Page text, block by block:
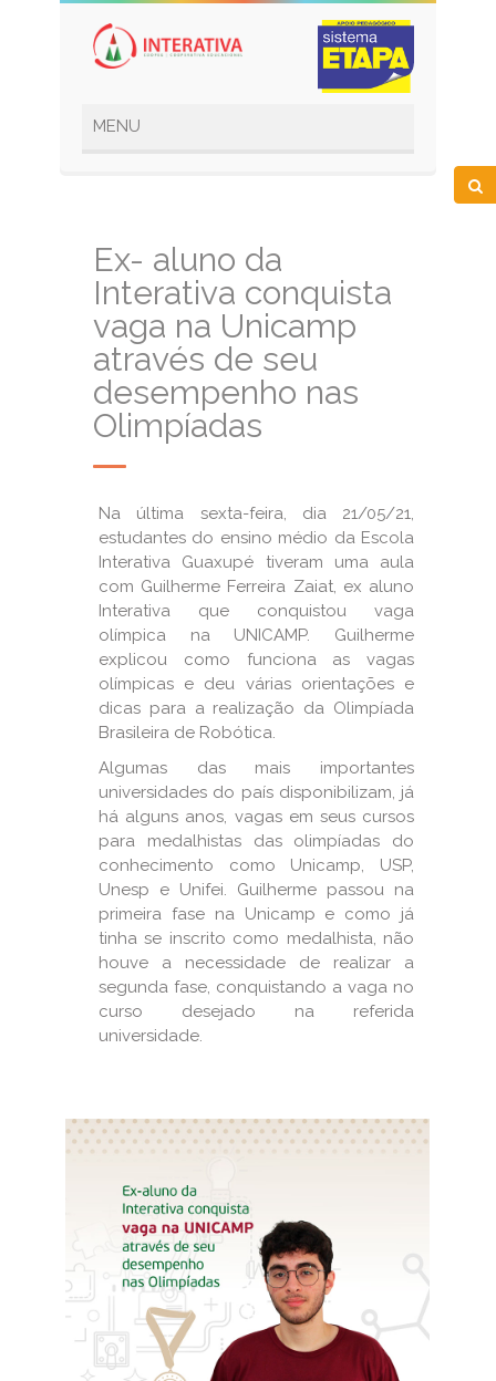
Ex- aluno da
Interativa conquista
vaga na Unicamp
através de seu
desempenho nas
Olimpíadas
Na última sexta-feira, dia 21/05/21,
estudantes do ensino médio da Escola
Interativa Guaxupé tiveram uma aula
com Guilherme Ferreira Zaiat, ex aluno
Interativa que conquistou vaga
olímpica na UNICAMP. Guilherme
explicou como funciona as vagas
olímpicas e deu várias orientações e
dicas para a realização da Olimpíada
Brasileira de Robótica.
Algumas das mais importantes
universidades do país disponibilizam, já
há alguns anos, vagas em seus cursos
para medalhistas das olimpíadas do
conhecimento como Unicamp, USP,
Unesp e Unifei. Guilherme passou na
primeira fase na Unicamp e como já
tinha se inscrito como medalhista, não
houve a necessidade de realizar a
segunda fase, conquistando a vaga no
curso desejado na referida
universidade.